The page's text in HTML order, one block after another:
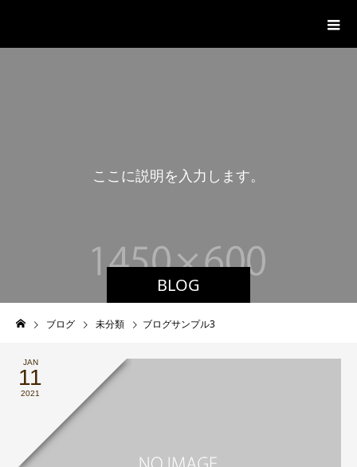
BLOG
こ こ に説明を 入 力 し ます。
ブログ 未分類 ブログサンプル3
JAN
11
2021